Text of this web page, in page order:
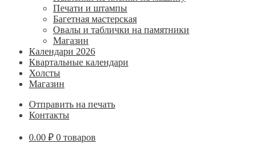
Печати и штампы
Багетная мастерская
Овалы и таблички на памятники
Магазин
Календари 2026
Квартальные календари
Холсты
Магазин
Отправить на печать
Контакты
0.00 ₽ 0 товаров